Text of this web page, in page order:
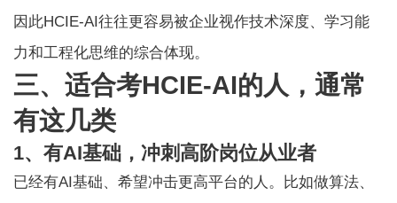
因此HCIE-AI往往更容易被企业视作技术深度、学习能
力和工程化思维的综合体现。
三、适合考HCIE-AI的人，通常
有这几类
1、有AI基础，冲刺高阶岗位从业者
已经有AI基础、希望冲击更高平台的人。比如做算法、